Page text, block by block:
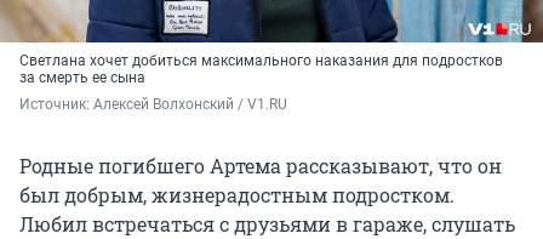
Светлана хочет добиться максимального наказания для подростков
за смерть ее сына
Источник: Алексей Волхонский / V1.RU
Родные погибшего Артема рассказывают, что он
был добрым, жизнерадостным подростком.
Любил встречаться с друзьями в гараже, слушать